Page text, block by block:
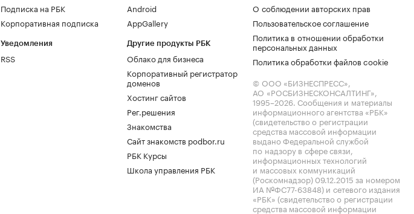
Подписка на РБК
Корпоративная подписка
Уведомления
RSS
Android
AppGallery
Другие продукты РБК
Облако для бизнеса
Корпоративный регистратор
доменов
Хостинг сайтов
Рег.решения
Знакомства
Сайт знакомств podbor.ru
РБК Курсы
Школа управления РБК
О соблюдении авторских прав
Пользовательское соглашение
Политика в отношении обработки
персональных данных
Политика обработки файлов cookie
© ООО «БИЗНЕСПРЕСС»,
АО «РОСБИЗНЕСКОНСАЛТИНГ»,
1995–2026. Сообщения и материалы
информационного агентства «РБК»
(свидетельство о регистрации
средства массовой информации
выдано Федеральной службой
по надзору в сфере связи,
информационных технологий
и массовых коммуникаций
(Роскомнадзор) 09.12.2015 за номером
ИА №ФС77-63848) и сетевого издания
«РБК» (свидетельство о регистрации
средства массовой информации